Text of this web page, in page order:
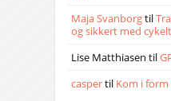
Maja Svanborgtil
og sikkert med
Lise Matthiasen til
caspertil Kom i